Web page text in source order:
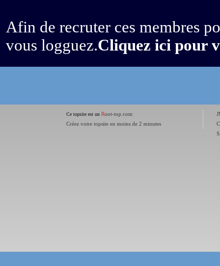
Afin de recruter ces membres
vous logguez.Cliquez ici pour
Ce topsite est un Root-top.com
Créez votre topsite en moins de 2 minutes